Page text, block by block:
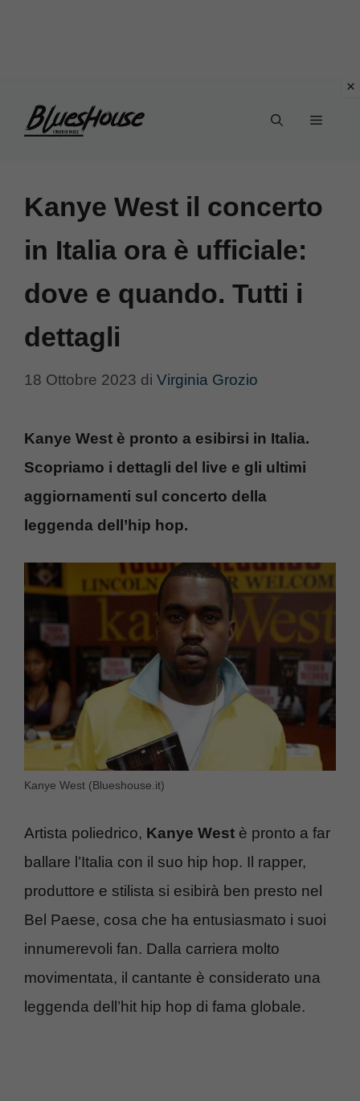
Menu
Kanye West il concerto
in Italia ora è ufficiale:
dove e quando. Tutti i
dettagli
18 Ottobre 2023 di Virginia Grozio
Kanye West è pronto a esibirsi in Italia.
Scopriamo i dettagli del live e gli ultimi
aggiornamenti sul concerto della
leggenda dell’hip hop.
Kanye West (Blueshouse.it)
Artista poliedrico, Kanye West è pronto a far
ballare l’Italia con il suo hip hop. Il rapper,
produttore e stilista si esibirà ben presto nel
Bel Paese, cosa che ha entusiasmato i suoi
innumerevoli fan. Dalla carriera molto
movimentata, il cantante è considerato una
leggenda dell’hit hip hop di fama globale.